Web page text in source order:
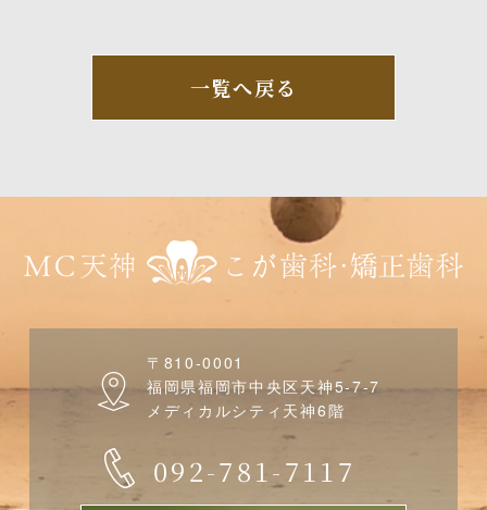
一覧へ戻る
〒810-0001
福岡県福岡市中央区天神5-7-7
メディカルシティ天神6階
092-781-7117